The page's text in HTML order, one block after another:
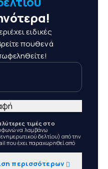
ειδικές
πουθενά
τιμές στο
να λαμβάνω
δελτίου) από την
που έχει παραχωρηθεί από
περισσότερων